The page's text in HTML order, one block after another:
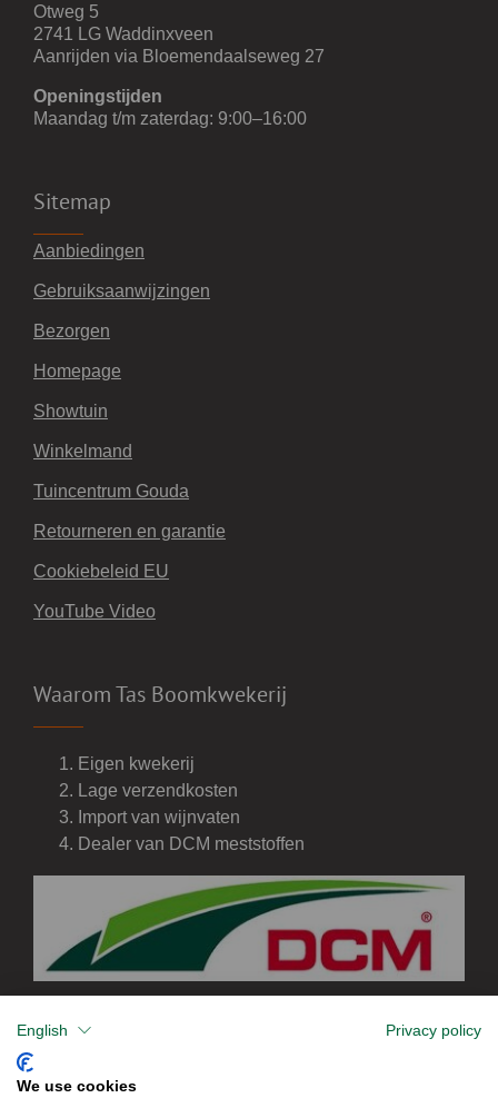
Otweg 5
2741 LG Waddinxveen
Aanrijden via Bloemendaalseweg 27
Openingstijden
Maandag t/m zaterdag: 9:00–16:00
Sitemap
Aanbiedingen
Gebruiksaanwijzingen
Bezorgen
Homepage
Showtuin
Winkelmand
Tuincentrum Gouda
Retourneren en garantie
Cookiebeleid EU
YouTube Video
Waarom Tas Boomkwekerij
Eigen kwekerij
Lage verzendkosten
Import van wijnvaten
Dealer van DCM meststoffen
English Privacy policy
We use cookies